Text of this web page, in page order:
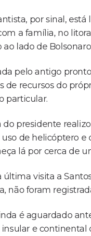
por sinal,
a família, no
lado de
pelo antigo
de recursos do
particular.
do presidente
de helicóptero e
lá por cerca de
última visita a
não foram
é aguardado
e